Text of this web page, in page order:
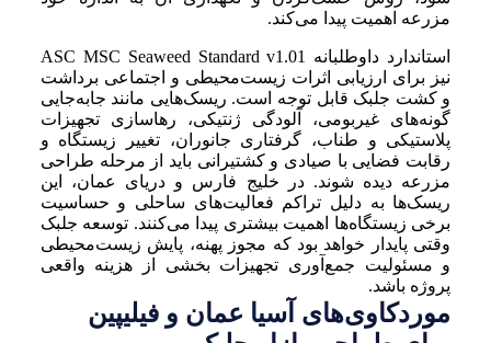
مزرعه اهمیت پیدا می‌کند.
استاندارد داوطلبانه ASC MSC Seaweed Standard v1.01
نیز برای ارزیابی اثرات زیست‌محیطی و اجتماعی برداشت
و کشت جلبک قابل توجه است. ریسک‌هایی مانند جابه‌جایی
گونه‌های غیربومی، آلودگی ژنتیکی، رهاسازی تجهیزات
پلاستیکی و طناب، گرفتاری جانوران، تغییر زیستگاه و
رقابت فضایی با صیادی و کشتیرانی باید از مرحله طراحی
مزرعه دیده شوند. در خلیج فارس و دریای عمان، این
ریسک‌ها به دلیل تراکم فعالیت‌های ساحلی و حساسیت
برخی زیستگاه‌ها اهمیت بیشتری پیدا می‌کنند. توسعه جلبک
وقتی پایدار خواهد بود که مجوز پهنه، پایش زیست‌محیطی
و مسئولیت جمع‌آوری تجهیزات بخشی از هزینه واقعی
پروژه باشد.
موردکاوی‌های آسیا عمان و فیلیپین